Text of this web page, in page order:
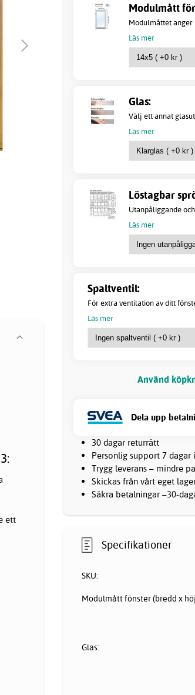
Modulmått
Modulmåttet anger
Läs mer
Glas:
Välj ett annat
Läs mer
Löstagbar
Utanpåliggande
Läs mer
Spaltventil:
För extra ventilation av ditt
Läs mer
Använd
Dela upp
30 dagar returrätt
Personlig support 7 dagar
Trygg leverans – mindre
Skickas från vårt eget
Säkra betalningar –30-
ett
Specifikationer
SKU:
Modulmått fönster (bredd x
Glas: